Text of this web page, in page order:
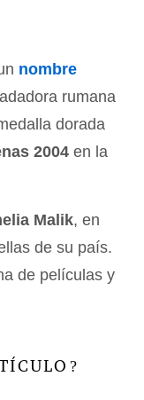
nombre
rumana
dorada
2004 en la
Malik, en
de su país.
de películas y
?